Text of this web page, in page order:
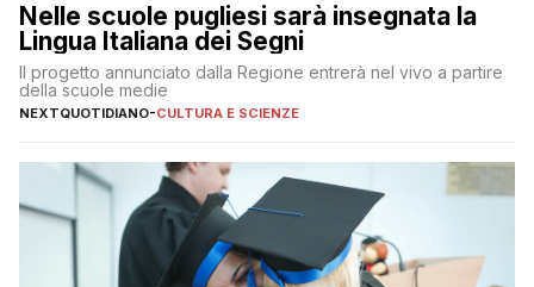
Nelle scuole pugliesi sarà insegnata la
Lingua Italiana dei Segni
Il progetto annunciato dalla Regione entrerà nel vivo a partire
della scuole medie
NEXTQUOTIDIANO-CULTURA E SCIENZE